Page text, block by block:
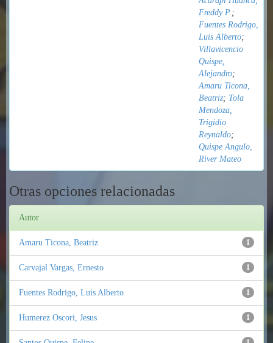
Freddy P. ;
Fuentes Rodrigo,
Luis Alberto;
Villavicencio
Quispe,
Alejandro;
Amaru Ticona,
Beatriz; Tola
Mendoza,
Trigidio
Reynaldo;
Quispe Angulo,
River Mateo
Otras opciones relacionadas
Autor
1
Amaru Ticona, Beatriz
1
Carvajal Vargas, Ernesto
1
Fuentes Rodrigo, Luis Alberto
1
Humerez Oscori, Jesus